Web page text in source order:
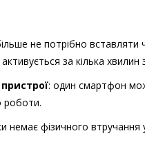
не потрібно вставляти
за кілька
: один смартфон
роботи.
немає фізичного